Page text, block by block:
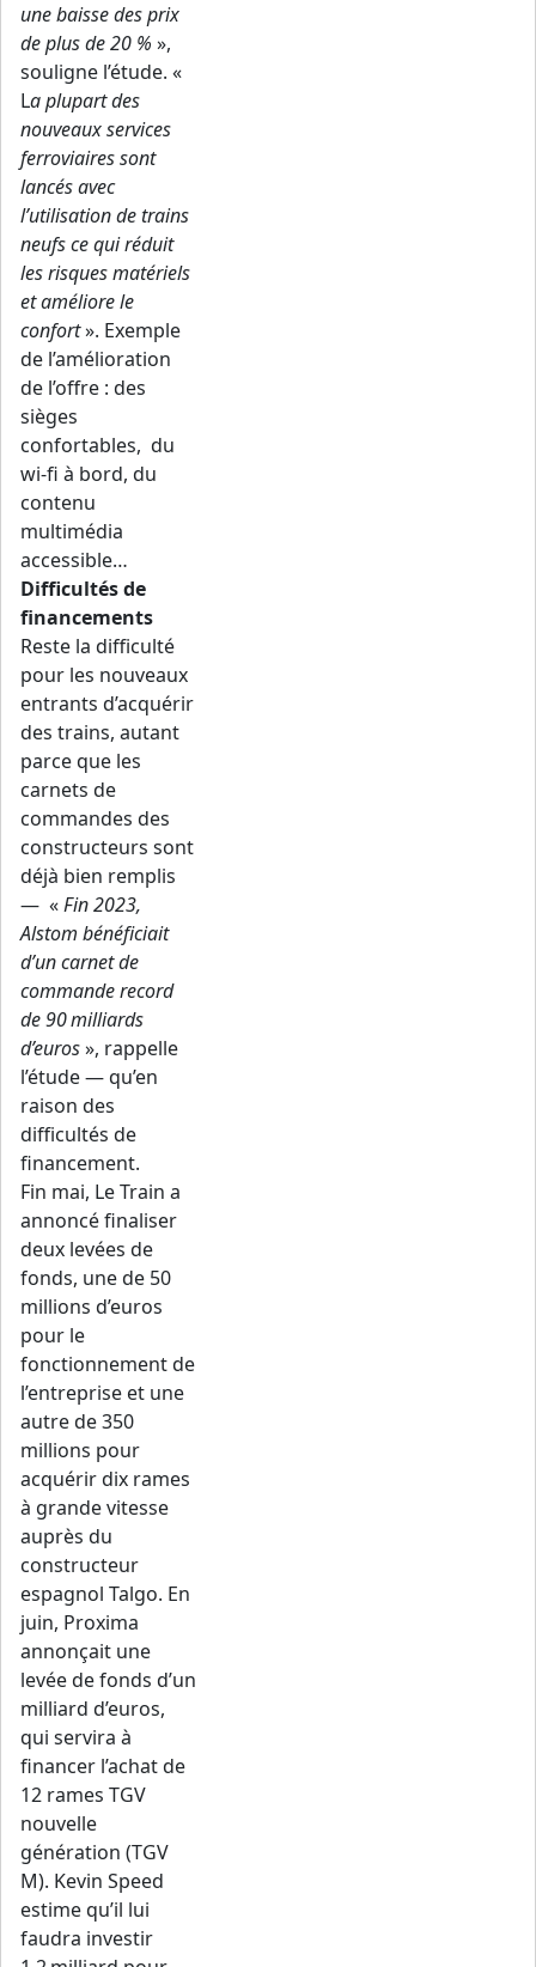
une baisse des prix
de plus de 20 % »,
souligne l’étude. «
La plupart des
nouveaux services
ferroviaires sont
lancés avec
l’utilisation de trains
neufs ce qui réduit
les risques matériels
et améliore le
confort». Exemple
de l’amélioration
de l’offre : des
sièges
confortables, du
wi-fi à bord, du
contenu
multimédia
accessible…
Difficultés de
financements
Reste la difficulté
pour les nouveaux
entrants d’acquérir
des trains, autant
parce que les
carnets de
commandes des
constructeurs sont
déjà bien remplis
— «Fin 2023,
Alstom bénéficiait
d’un carnet de
commande record
de 90 milliards
d’euros», rappelle
l’étude — qu’en
raison des
difficultés de
financement.
Fin mai, Le Train a
annoncé finaliser
deux levées de
fonds, une de 50
millions d’euros
pour le
fonctionnement de
l’entreprise et une
autre de 350
millions pour
acquérir dix rames
à grande vitesse
auprès du
constructeur
espagnol Talgo. En
juin, Proxima
annonçait une
levée de fonds d’un
milliard d’euros,
qui servira à
financer l’achat de
12 rames TGV
nouvelle
génération (TGV
M). Kevin Speed
estime qu’il lui
faudra investir